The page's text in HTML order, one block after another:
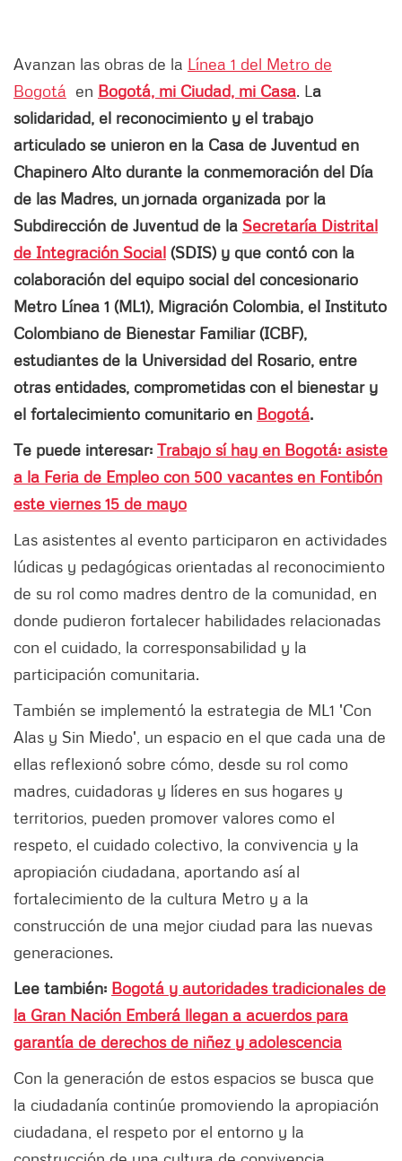
Avanzan las obras de la Línea 1 del Metro de
Bogotá en Bogotá, mi Ciudad, mi Casa. L a
solidaridad, el reconocimiento y el trabajo
articulado se unieron en la Casa de Juventud en
Chapinero Alto durante la conmemoración del Día
de las Madres, un jornada organizada por la
Subdirección de Juventud de la Secretaría Distrital
de Integración Social (SDIS) y que contó con la
colaboración del equipo social del concesionario
Metro Línea 1 (ML1), Migración Colombia, el Instituto
Colombiano de Bienestar Familiar (ICBF),
estudiantes de la Universidad del Rosario, entre
otras entidades, comprometidas con el bienestar y
el fortalecimiento comunitario en Bogotá.
Te puede interesar: Trabajo sí hay en Bogotá: asiste
a la Feria de Empleo con 500 vacantes en Fontibón
este viernes 15 de mayo
Las asistentes al evento participaron en actividades
lúdicas y pedagógicas orientadas al reconocimiento
de su rol como madres dentro de la comunidad, en
donde pudieron fortalecer habilidades relacionadas
con el cuidado, la corresponsabilidad y la
participación comunitaria.
También se implementó la estrategia de ML1 'Con
Alas y Sin Miedo', un espacio en el que cada una de
ellas reflexionó sobre cómo, desde su rol como
madres, cuidadoras y líderes en sus hogares y
territorios, pueden promover valores como el
respeto, el cuidado colectivo, la convivencia y la
apropiación ciudadana, aportando así al
fortalecimiento de la cultura Metro y a la
construcción de una mejor ciudad para las nuevas
generaciones.
Lee también: Bogotá y autoridades tradicionales de
la Gran Nación Emberá llegan a acuerdos para
garantía de derechos de niñez y adolescencia
Con la generación de estos espacios se busca que
la ciudadanía continúe promoviendo la apropiación
ciudadana, el respeto por el entorno y la